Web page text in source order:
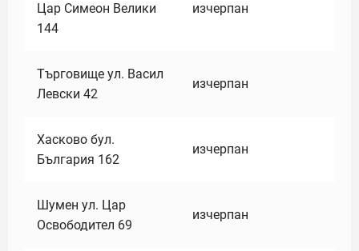
Цар Симеон Велики
144
изчерпан
Търговище ул. Васил
Левски 42
изчерпан
Хасково бул.
България 162
изчерпан
Шумен ул. Цар
Освободител 69
изчерпан